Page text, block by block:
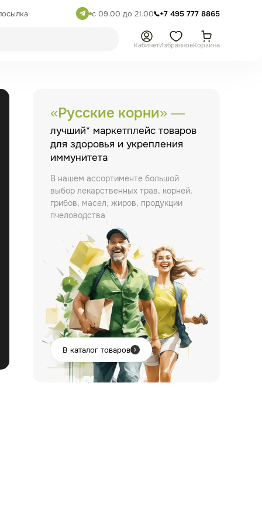
с 09.00 до 21.00 +7 495 777 8865
КабинетИзбранноеКорзина
«Русские корни» —
лучший* маркетплейс товаров
для здоровья и укрепления
иммунитета
В нашем ассортименте большой
выбор лекарственных трав, корней,
грибов, масел, жиров, продукции
пчеловодства
В каталог товаров